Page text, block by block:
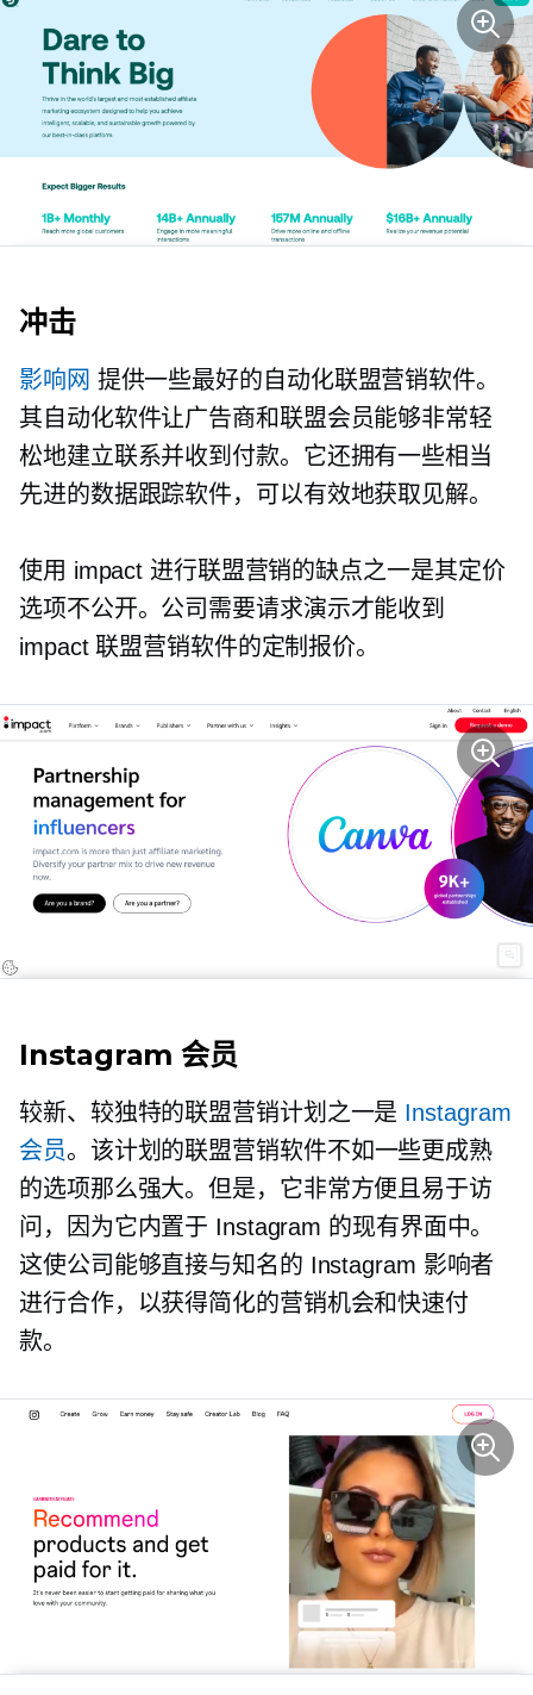
冲击
影响网 提供一些最好的自动化联盟营销软件。
其自动化软件让广告商和联盟会员能够非常轻
松地建立联系并收到付款。它还拥有一些相当
先进的数据跟踪软件，可以有效地获取见解。
使用 impact 进行联盟营销的缺点之一是其定价
选项不公开。公司需要请求演示才能收到
impact 联盟营销软件的定制报价。
Instagram 会员
较新、较独特的联盟营销计划之一是 Instagram
会员。该计划的联盟营销软件不如一些更成熟
的选项那么强大。但是，它非常方便且易于访
问，因为它内置于 Instagram 的现有界面中。
这使公司能够直接与知名的 Instagram 影响者
进行合作，以获得简化的营销机会和快速付
款。